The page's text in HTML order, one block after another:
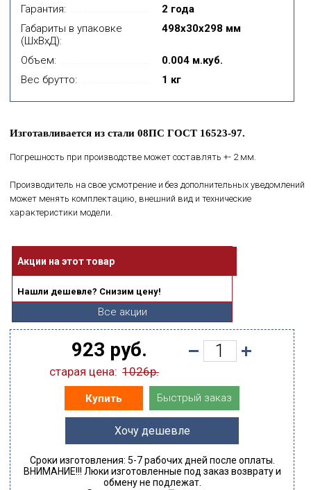
Гарантия:
2 года
Габариты в упаковке
(ШхВхД):
498x30x298 мм
Объем:
0.004 м.куб.
Вес брутто:
1 кг
Изготавливается из стали 08ПС ГОСТ 16523-97.
Погрешность при производстве может составлять +- 2 мм.
Производитель на свое усмотрение и без дополнительных уведомлений
может менять комплектацию, внешний вид и технические
характеристики модели.
Акции на этот товар
Нашли дешевле? Снизим цену!
Все акции
923 руб.
старая цена: 1026р.
Купить Быстрый заказ
Хочу дешевле
Сроки изготовления: 5-7 рабочих дней после оплаты.
ВНИМАНИЕ!!! Люки изготовленные под заказ возврату и
обмену не подлежат.